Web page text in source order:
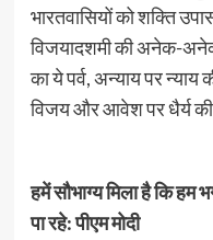
भारतवासियों को शक्ति
विजयादशमी की अनेक-
का ये पर्व, अन्याय पर न्याय
विजय और आवेश पर धैर्य की
हमें सौभाग्य मिला है कि हम
पा रहे: पीएम मोदी